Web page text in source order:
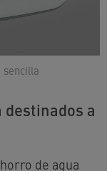
sencilla
a
de agua